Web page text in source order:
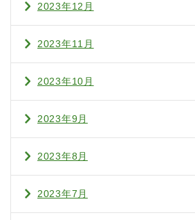
2023年12月
2023年11月
2023年10月
2023年9月
2023年8月
2023年7月